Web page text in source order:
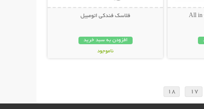
فلاسک فندکی اتومبیل
افزودن به سبد خرید
ناموجود
17
18